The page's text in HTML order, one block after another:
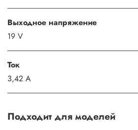
Выходное напряжение
19 V
Ток
3,42 A
Подходит для моделей